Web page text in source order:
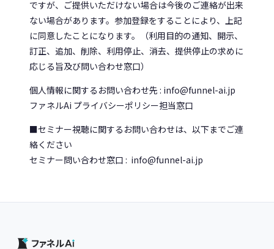
ですが、ご提供いただけない場合は今後のご連絡が出来
ない場合があります。参加登録をすることにより、上記
に同意したことになります。（利用目的の通知、開示、
訂正、追加、削除、利用停止、消去、提供停止の求めに
応じる旨及び問い合わせ窓口）
個人情報に関するお問い合わせ先 : info@funnel-ai.jp
ファネルAi プライバシーポリシー担当窓口
■セミナー視聴に関するお問い合わせは、以下までご連
絡ください
セミナー問い合わせ窓口 : info@funnel-ai.jp